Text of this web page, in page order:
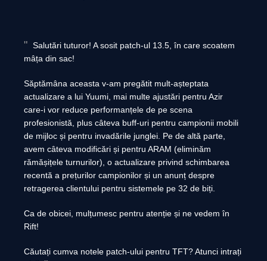
Salutări tuturor! A sosit patch-ul 13.5, în care scoatem
mâța din sac!
Săptămâna aceasta v-am pregătit mult-așteptata
actualizare a lui Yuumi, mai multe ajustări pentru Azir
care-i vor reduce performanțele de pe scena
profesionistă, plus câteva buff-uri pentru campionii mobili
de mijloc și pentru invadările junglei. Pe de altă parte,
avem câteva modificări și pentru ARAM (eliminăm
rămășițele turnurilor), o actualizare privind schimbarea
recentă a prețurilor campionilor și un anunț despre
retragerea clientului pentru sistemele pe 32 de biți.
Ca de obicei, mulțumesc pentru atenție și ne vedem în
Rift!
Căutați cumva notele patch-ului pentru TFT? Atunci intrați